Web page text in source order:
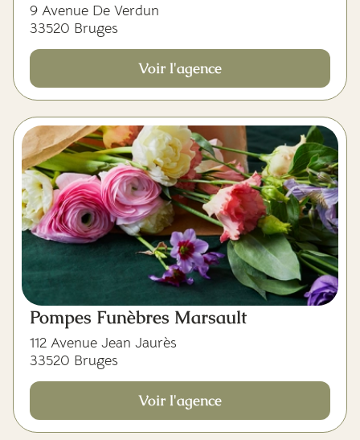
9 Avenue De Verdun
33520 Bruges
Voir l'agence
Pompes Funèbres Marsault
112 Avenue Jean Jaurès
33520 Bruges
Voir l'agence